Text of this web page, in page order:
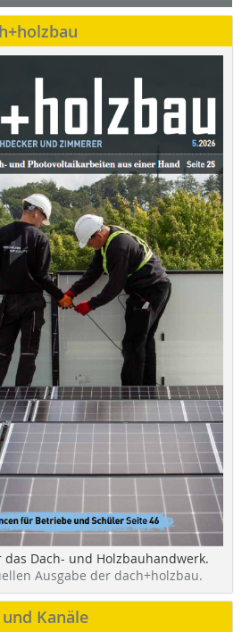
das Dach- und Holzbauhandwerk.
Ausgabe der dach+holzbau.
Kanäle